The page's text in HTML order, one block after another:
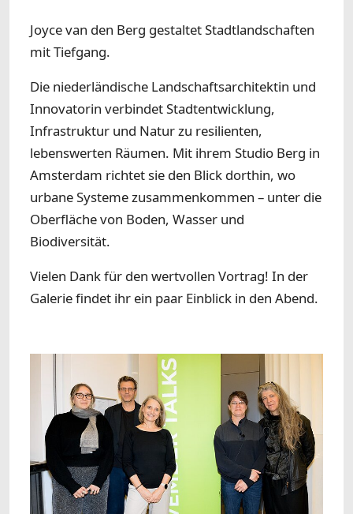
Joyce van den Berg gestaltet Stadtlandschaften
mit Tiefgang.
Die niederländische Landschaftsarchitektin und
Innovatorin verbindet Stadtentwicklung,
Infrastruktur und Natur zu resilienten,
lebenswerten Räumen. Mit ihrem Studio Berg in
Amsterdam richtet sie den Blick dorthin, wo
urbane Systeme zusammenkommen – unter die
Oberfläche von Boden, Wasser und
Biodiversität.
Vielen Dank für den wertvollen Vortrag! In der
Galerie findet ihr ein paar Einblick in den Abend.